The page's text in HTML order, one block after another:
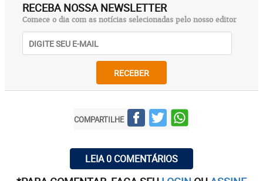
RECEBA NOSSA NEWSLETTER
Comece o dia com as notícias selecionadas pelo nosso editor
RECEBER
COMPARTILHE
LEIA 0 COMENTÁRIOS